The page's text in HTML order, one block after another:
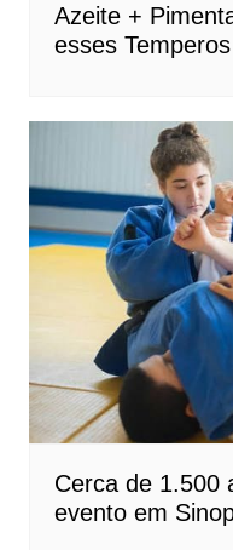
Azeite +
esses
Cerca de 1.500
evento em